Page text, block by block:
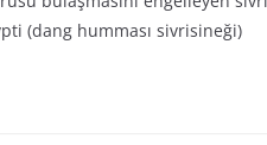
(dang humması sivrisineği)